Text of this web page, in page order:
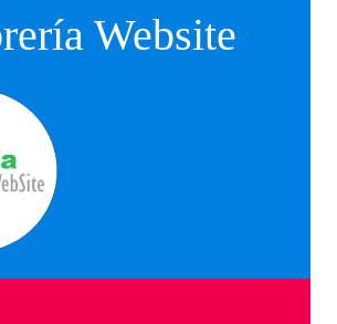
Website